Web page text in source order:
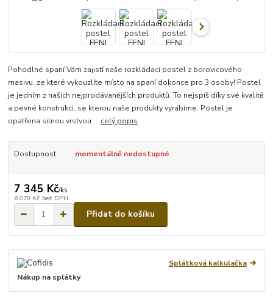
Pohodlné spaní Vám zajistí naše rozkládací postel z borovicového
masivu, ze které vykouzlíte místo na spaní dokonce pro 3 osoby! Postel
je jedním z našich nejprodávanějších produktů. To nejspíš díky své kvalitě
a pevné konstrukci, se kterou naše produkty vyrábíme. Postel je
opatřena silnou vrstvou ... celý popis
Dostupnost momentálně nedostupné
7 345 Kč/ks
6 070 Kč bez DPH
Přidat do košíku
Splátková kalkulačka
Nákup na splátky